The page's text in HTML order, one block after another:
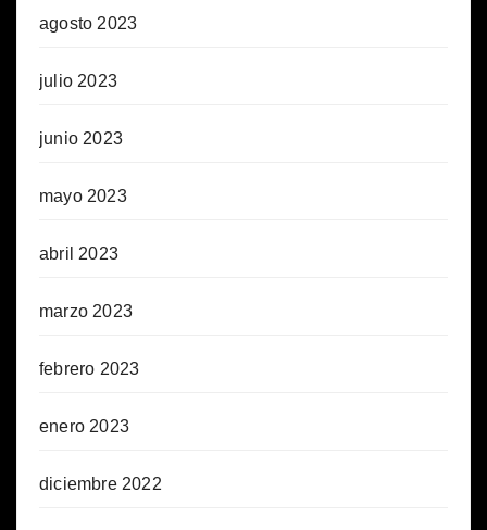
agosto 2023
julio 2023
junio 2023
mayo 2023
abril 2023
marzo 2023
febrero 2023
enero 2023
diciembre 2022